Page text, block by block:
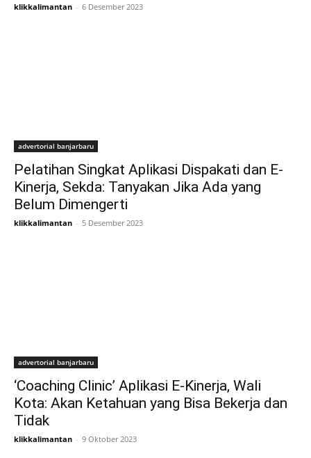
klikkalimantan - 6 Desember 2023
advertorial banjarbaru
Pelatihan Singkat Aplikasi Dispakati dan E-
Kinerja, Sekda: Tanyakan Jika Ada yang
Belum Dimengerti
klikkalimantan - 5 Desember 2023
advertorial banjarbaru
‘Coaching Clinic’ Aplikasi E-Kinerja, Wali
Kota: Akan Ketahuan yang Bisa Bekerja dan
Tidak
klikkalimantan - 9 Oktober 2023